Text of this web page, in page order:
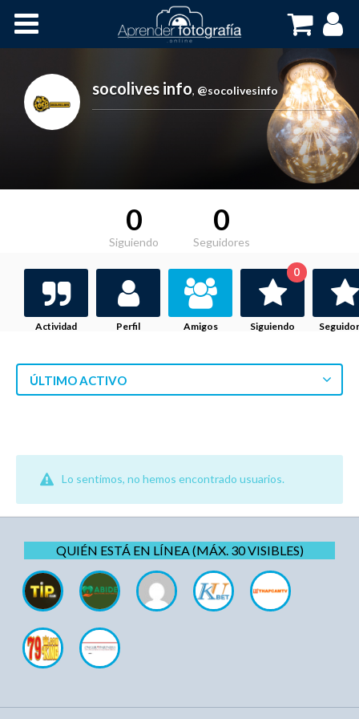
Cursos OnLine
socolives info, @socolivesinfo
0
Siguiendo
0
Seguidores
Actividad Perfil Amigos Siguiendo
0
ÚLTIMO ACTIVO
Lo sentimos, no hemos encontrado usuarios.
QUIÉN ESTÁ EN LÍNEA (MÁX. 30 VISIBLES)